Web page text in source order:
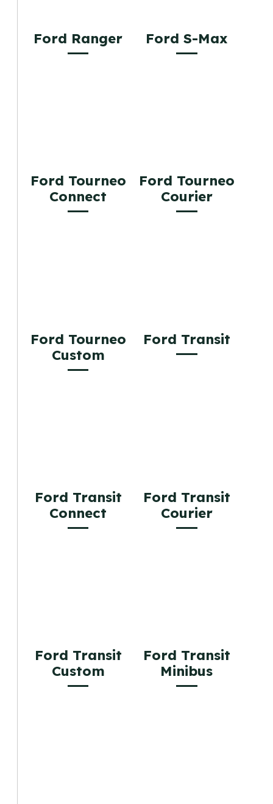
Ford Ranger Ford S-Max
Ford Tourneo
Connect
Ford Tourneo
Courier
Ford Tourneo
Custom
Ford Transit
Ford Transit
Connect
Ford Transit
Courier
Ford Transit
Custom
Ford Transit
Minibus